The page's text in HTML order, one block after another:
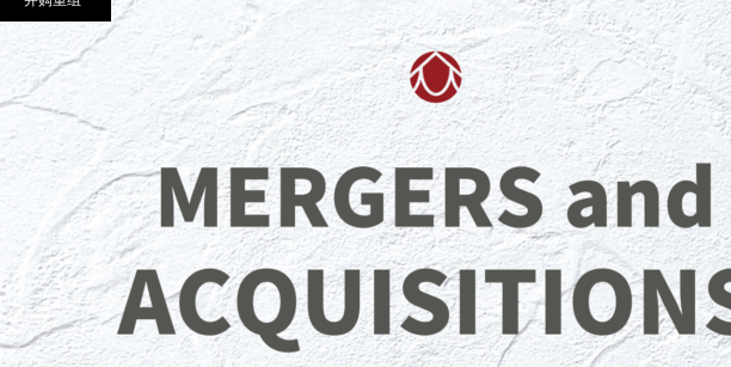
并购重组
舞弊应对策略
公司注册和注销
经营支援
记账纳税代理